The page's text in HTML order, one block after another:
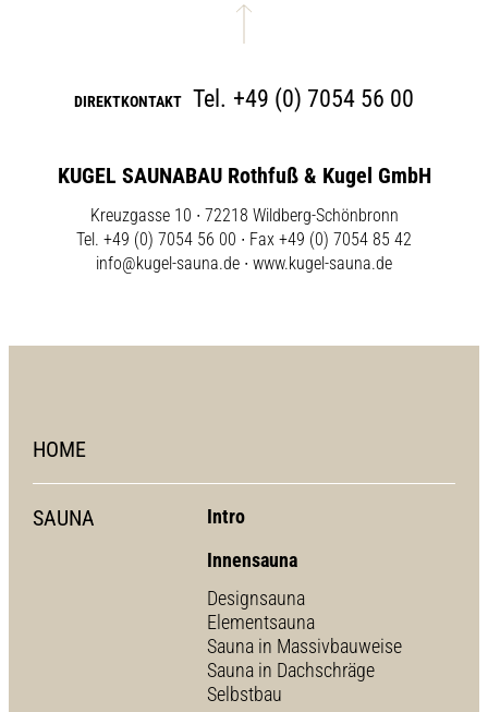
DIREKTKONTAKT Tel. +49 (0) 7054 56 00
KUGEL SAUNABAU Rothfuß & Kugel GmbH
Kreuzgasse 10 ∙ 72218 Wildberg-Schönbronn
Tel. +49 (0) 7054 56 00 ∙ Fax +49 (0) 7054 85 42
info@kugel-sauna.de ∙ www.kugel-sauna.de
HOME
SAUNA
Intro
Innensauna
Designsauna
Elementsauna
Sauna in Massivbauweise
Sauna in Dachschräge
Selbstbau